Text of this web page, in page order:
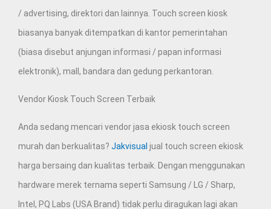
/ advertising, direktori dan lainnya. Touch screen kiosk
biasanya banyak ditempatkan di kantor pemerintahan
(biasa disebut anjungan informasi / papan informasi
elektronik), mall, bandara dan gedung perkantoran.
Vendor Kiosk Touch Screen Terbaik
Anda sedang mencari vendor jasa ekiosk touch screen
murah dan berkualitas?Jakvisual jual touch screen ekiosk
harga bersaing dan kualitas terbaik. Dengan menggunakan
hardware merek ternama seperti Samsung / LG / Sharp,
Intel, PQ Labs (USA Brand) tidak perlu diragukan lagi akan